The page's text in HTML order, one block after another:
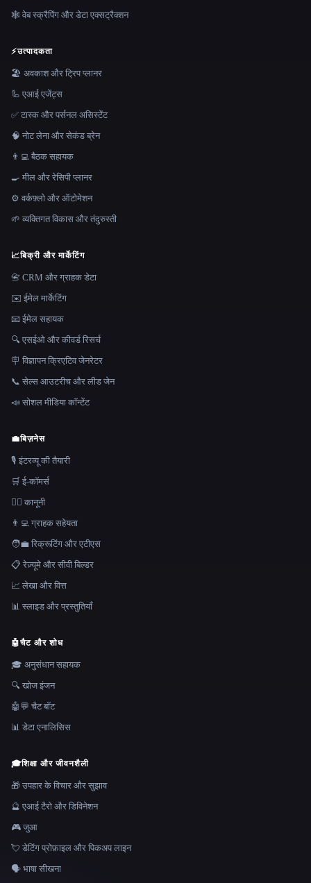
🕸️ वेब स्क्रैपिंग और डेटा एक्सट्रैक्शन
⚡उत्पादकता
🏖 अवकाश और ट्रिप प्लानर
🦾 एआई एजेंट्स
✅ टास्क और पर्सनल असिस्टेंट
🧠 नोट लेना और सेकंड ब्रेन
👨‍💻 बैठक सहायक
🍳 मील और रेसिपी प्लानर
⚙️ वर्कफ़्लो और ऑटोमेशन
🌱 व्यक्तिगत विकास और तंदुरुस्ती
📈बिक्री और मार्केटिंग
📇 CRM और ग्राहक डेटा
✉️ ईमेल मार्केटिंग
📧 ईमेल सहायक
🔍 एसईओ और कीवर्ड रिसर्च
🪧 विज्ञापन क्रिएटिव जेनरेटर
📞 सेल्स आउटरीच और लीड जेन
📣 सोशल मीडिया कॉन्टेंट
💼बिज़नेस
🎙️ इंटरव्यू की तैयारी
🛒 ई-कॉमर्स
👩‍⚖️ कानूनी
👨‍💻 ग्राहक सहेयता
🧑‍💼 रिक्रूटिंग और एटीएस
📋 रेज़्यूमे और सीवी बिल्डर
📈 लेखा और वित्त
📊 स्लाइड और प्रस्तुतियाँ
🤖चैट और शोध
🎓 अनुसंधान सहायक
🔍 खोज इंजन
🤖💬 चैट बॉट
📊 डेटा एनालिसिस
🎓शिक्षा और जीवनशैली
🎁 उपहार के विचार और सुझाव
🔮 एआई टैरो और डिविनेशन
🎮 जुआ
💘 डेटिंग प्रोफ़ाइल और पिकअप लाइन
🗣️ भाषा सीखना